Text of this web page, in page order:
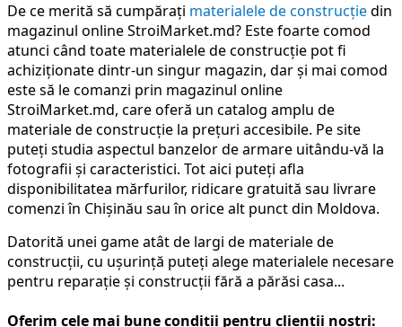
De ce merită să cumpărați materialele de construcțiedin
magazinul online StroiMarket.md? Este foarte comod
atunci când toate materialele de construcție pot fi
achiziționate dintr-un singur magazin, dar și mai comod
este să le comanzi prin magazinul online
StroiMarket.md, care oferă un catalog amplu de
materiale de construcție la prețuri accesibile. Pe site
puteți studia aspectul banzelor de armare uitându-vă la
fotografii și caracteristici. Tot aici puteți afla
disponibilitatea mărfurilor, ridicare gratuită sau livrare
comenzi în Chișinău sau în orice alt punct din Moldova.
Datorită unei game atât de largi de materiale de
construcții, cu ușurință puteți alege materialele necesare
pentru reparație și construcții fără a părăsi casa...
Oferim cele mai bune condiții pentru clienții noștri: